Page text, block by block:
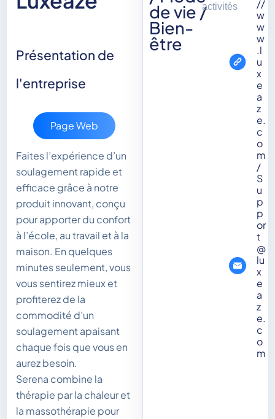
Présentation de
l'entreprise
Page Web
Faites l’expérience d’un
soulagement rapide et
efficace grâce à notre
produit innovant, conçu
pour apporter du confort
à l’école, au travail et à la
maison. En quelques
minutes seulement, vous
vous sentirez mieux et
profiterez de la
commodité d’un
soulagement apaisant
chaque fois que vous en
aurez besoin.
Serena combine la
thérapie par la chaleur et
la massothérapie pour
de vie /
Bien-
être
activités
//
w
w
w
.l
u
x
e
a
z
e.
c
o
m
/
S
u
p
p
or
t
@
lu
x
e
a
z
e.
c
o
m